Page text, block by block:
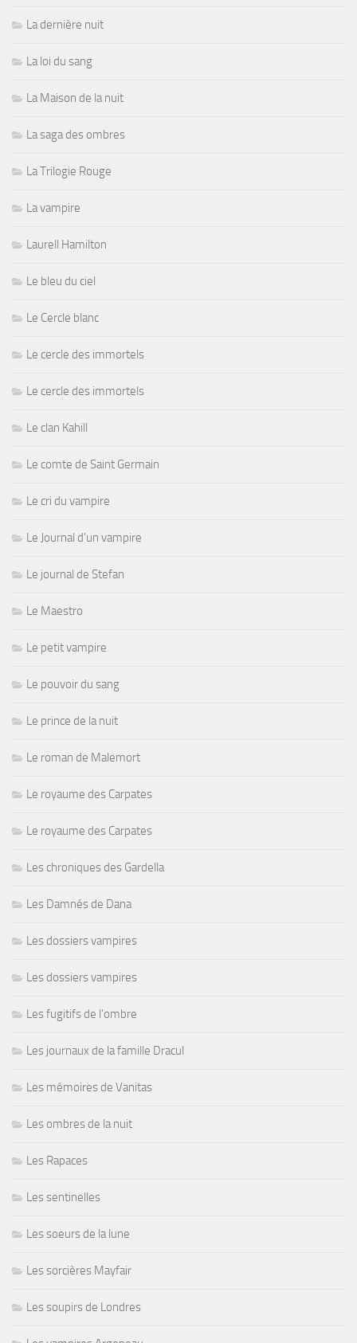
La dernière nuit
La loi du sang
La Maison de la nuit
La saga des ombres
La Trilogie Rouge
La vampire
Laurell Hamilton
Le bleu du ciel
Le Cercle blanc
Le cercle des immortels
Le cercle des immortels
Le clan Kahill
Le comte de Saint Germain
Le cri du vampire
Le Journal d'un vampire
Le journal de Stefan
Le Maestro
Le petit vampire
Le pouvoir du sang
Le prince de la nuit
Le roman de Malemort
Le royaume des Carpates
Le royaume des Carpates
Les chroniques des Gardella
Les Damnés de Dana
Les dossiers vampires
Les dossiers vampires
Les fugitifs de l'ombre
Les journaux de la famille Dracul
Les mémoires de Vanitas
Les ombres de la nuit
Les Rapaces
Les sentinelles
Les soeurs de la lune
Les sorcières Mayfair
Les soupirs de Londres